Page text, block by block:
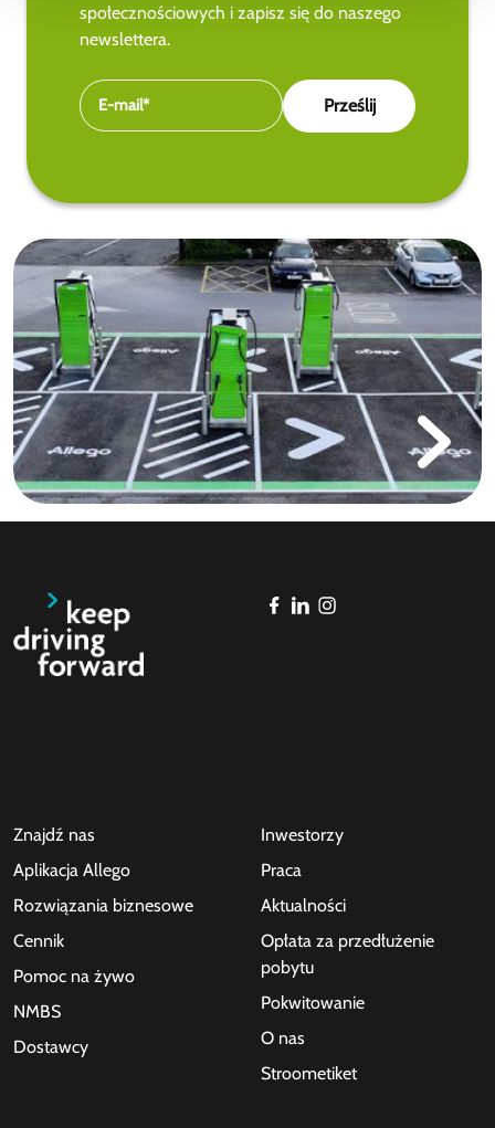
społecznościowych i zapisz się do naszego
newslettera.
Znajdź nas
Aplikacja Allego
Rozwiązania biznesowe
Cennik
Pomoc na żywo
NMBS
Dostawcy
Inwestorzy
Praca
Aktualności
Opłata za przedłużenie
pobytu
Pokwitowanie
O nas
Stroometiket